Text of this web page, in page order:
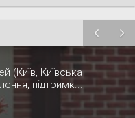
(Київ, Київська
підтримк...